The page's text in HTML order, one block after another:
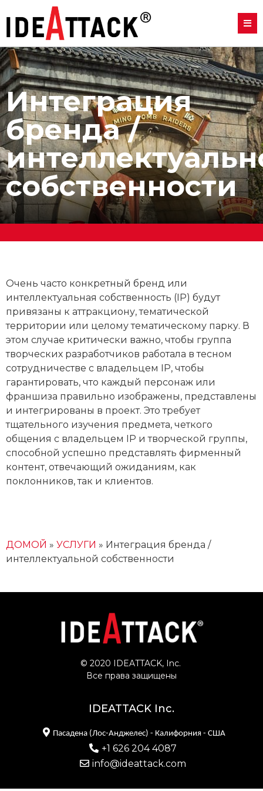
Интеграция
бренда /
собственности
Очень часто конкретный бренд или
интеллектуальная собственность (IP) будут
привязаны к аттракциону, тематической
территории или целому тематическому парку. В
этом случае критически важно, чтобы группа
творческих разработчиков работала в тесном
сотрудничестве с владельцем IP, чтобы
гарантировать, что каждый персонаж или
франшиза правильно изображены, представлены
и интегрированы в проект. Это требует
тщательного изучения предмета, четкого
общения с владельцем IP и творческой группы,
способной успешно представлять фирменный
контент, отвечающий ожиданиям, как
поклонников, так и клиентов.
ДОМОЙ » УСЛУГИ » Интеграция бренда /
интеллектуальной собственности
© 2020 IDEATTACK, Inc.
Все права защищены
IDEATTACK Inc.
Пасадена (Лос-Анджелес) - Калифорния - США
+1 626 204 4087
info@ideattack.com